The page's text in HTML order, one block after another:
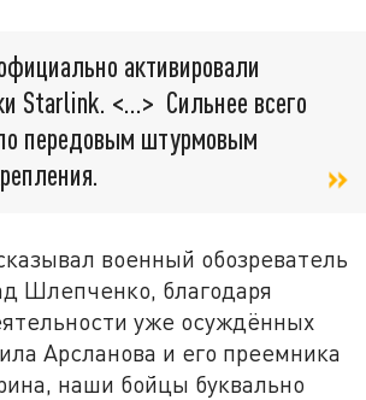
активировали
Starlink. <…> Сильнее всего
передовым штурмовым
военный обозреватель
Шлепченко, благодаря
уже осуждённых
Арсланова и его преемника
наши бойцы буквально